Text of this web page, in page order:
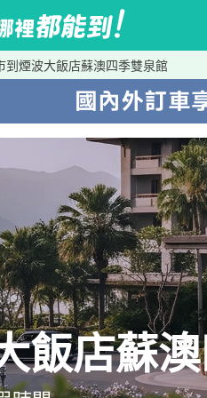
到煙波大飯店蘇澳四季雙泉館
飯店蘇